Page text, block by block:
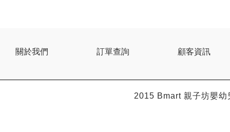
關於我們 訂單查詢 顧客資訊
2015 Bmart親子坊嬰幼